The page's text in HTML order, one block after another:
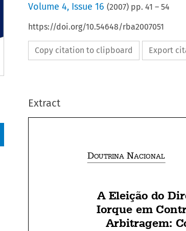
Volume 4, Issue 16 (2007) pp. 41 – 54
https://doi.org/10.54648/rba2007051
Copy citation to clipboard Export
Extract
   
DOUTRINA NACIONAL